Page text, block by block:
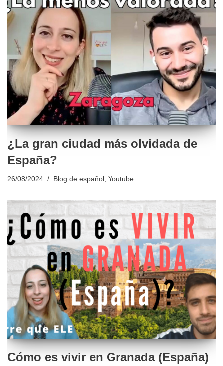
¿La gran ciudad más olvidada de
España?
26/08/2024 Blog de español Youtube
Cómo es vivir en Granada (España)